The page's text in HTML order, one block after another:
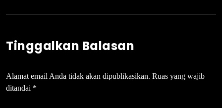
Tinggalkan Balasan
Alamat email Anda tidak akan dipublikasikan. Ruas yang wajib
ditandai *